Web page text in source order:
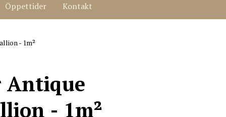
Öppettider Kontakt
- 1m²
Antique
- 1m²